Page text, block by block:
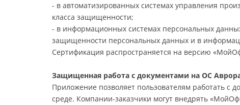
- в автоматизированных системах управления
класса защищенности;
- в информационных системах персональных
защищенности персональных данных и в
Сертификация распространяется на версию
Защищенная работа с документами на ОС
Приложение позволяет пользователям работать с
среде. Компании-заказчики могут внедрять